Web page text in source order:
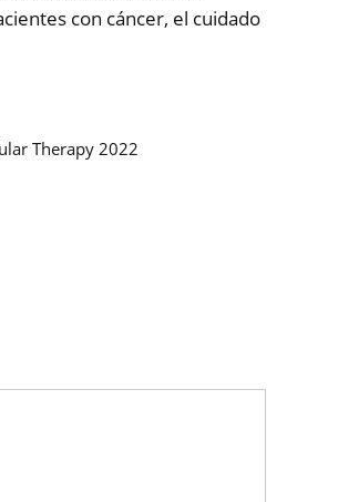
con cáncer, el cuidado
Therapy 2022